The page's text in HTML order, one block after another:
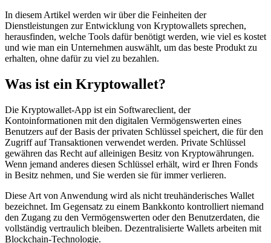
In diesem Artikel werden wir über die Feinheiten der
Dienstleistungen zur Entwicklung von Kryptowallets sprechen,
herausfinden, welche Tools dafür benötigt werden, wie viel es kostet
und wie man ein Unternehmen auswählt, um das beste Produkt zu
erhalten, ohne dafür zu viel zu bezahlen.
Was ist ein Kryptowallet?
Die Kryptowallet-App ist ein Softwareclient, der
Kontoinformationen mit den digitalen Vermögenswerten eines
Benutzers auf der Basis der privaten Schlüssel speichert, die für den
Zugriff auf Transaktionen verwendet werden. Private Schlüssel
gewähren das Recht auf alleinigen Besitz von Kryptowährungen.
Wenn jemand anderes diesen Schlüssel erhält, wird er Ihren Fonds
in Besitz nehmen, und Sie werden sie für immer verlieren.
Diese Art von Anwendung wird als nicht treuhänderisches Wallet
bezeichnet. Im Gegensatz zu einem Bankkonto kontrolliert niemand
den Zugang zu den Vermögenswerten oder den Benutzerdaten, die
vollständig vertraulich bleiben. Dezentralisierte Wallets arbeiten mit
Blockchain-Technologie.